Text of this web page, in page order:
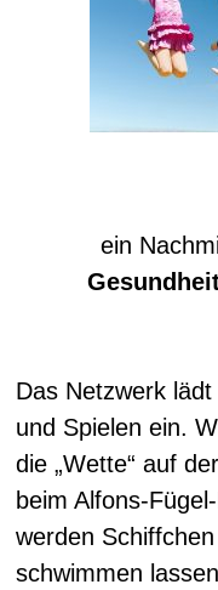
ein
Das Netzwerk
und Spielen ein.
die „Wette“ auf
beim Alfons-
werden
schwimmen